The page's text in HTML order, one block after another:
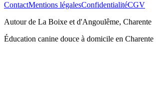
ContactMentions légalesConfidentialitéCGV
Autour de La Boixe et d'Angoulême, Charente
Éducation canine douce à domicile en Charente